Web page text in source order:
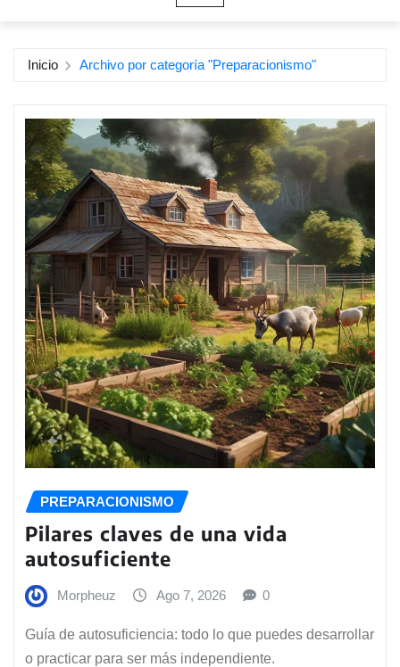
Inicio Archivo por categoría "Preparacionismo"
PREPARACIONISMO
Pilares claves de una vida
autosuficiente
Morpheuz Ago 7, 2026 0
Guía de autosuficiencia: todo lo que puedes desarrollar
o practicar para ser más independiente.